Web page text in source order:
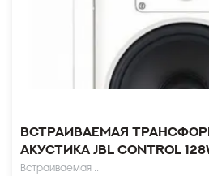
Встраиваемая
акустика JBL Control
Встраиваемая ..